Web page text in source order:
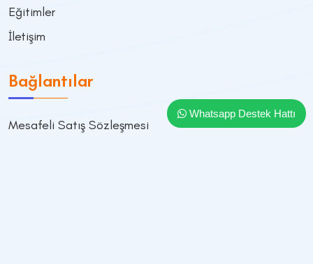
Eğitimler
İletişim
Bağlantılar
Mesafeli Satış Sözleşmesi
Whatsapp Destek Hattı